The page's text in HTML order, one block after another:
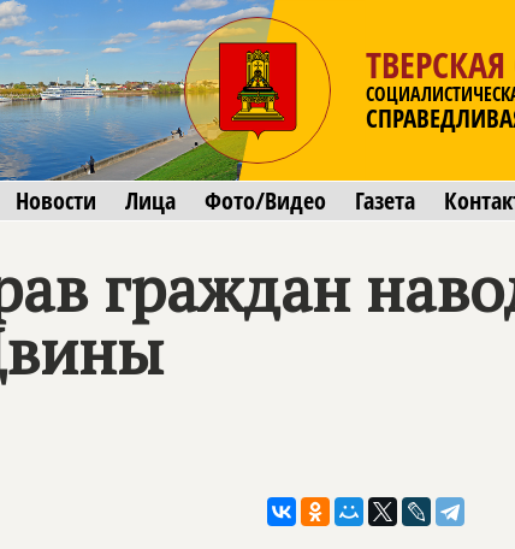
Новости Лица Фото/Видео Газета
граждан